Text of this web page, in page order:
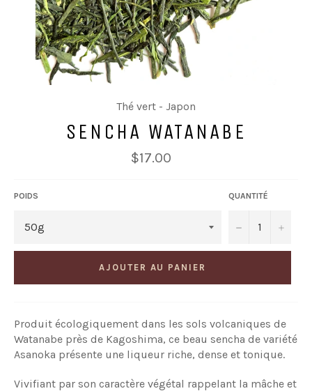
Thé vert - Japon
SENCHA WATANABE
Prix
régulier
$17.00
POIDS QUANTITÉ
− +
AJOUTER AU PANIER
Produit écologiquement dans les sols volcaniques de
Watanabe près de Kagoshima, ce beau sencha de variété
Asanoka présente une liqueur riche, dense et tonique.
Vivifiant par son caractère végétal rappelant la mâche et